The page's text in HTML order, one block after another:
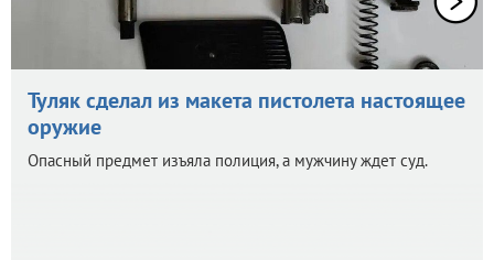
Туляк сделал из макета пистолета настоящее
оружие
Опасный предмет изъяла полиция, а мужчину ждет суд.